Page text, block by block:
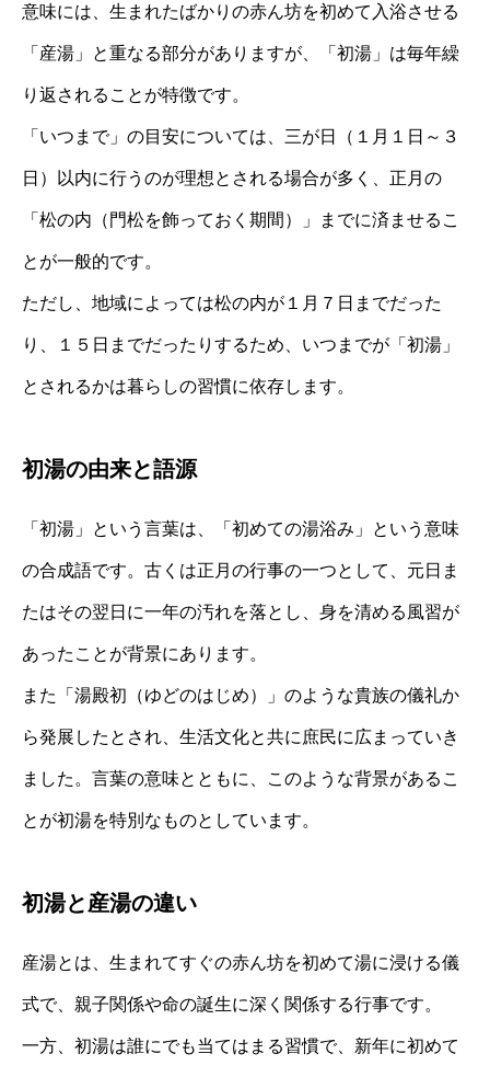
意味には、生まれたばかりの赤ん坊を初めて入浴させる
「産湯」と重なる部分がありますが、「初湯」は毎年繰
り返されることが特徴です。
「いつまで」の目安については、三が日（１月１日～３
日）以内に行うのが理想とされる場合が多く、正月の
「松の内（門松を飾っておく期間）」までに済ませるこ
とが一般的です。
ただし、地域によっては松の内が１月７日までだった
り、１５日までだったりするため、いつまでが「初湯」
とされるかは暮らしの習慣に依存します。
初湯の由来と語源
「初湯」という言葉は、「初めての湯浴み」という意味
の合成語です。古くは正月の行事の一つとして、元日ま
たはその翌日に一年の汚れを落とし、身を清める風習が
あったことが背景にあります。
また「湯殿初（ゆどのはじめ）」のような貴族の儀礼か
ら発展したとされ、生活文化と共に庶民に広まっていき
ました。言葉の意味とともに、このような背景があるこ
とが初湯を特別なものとしています。
初湯と産湯の違い
産湯とは、生まれてすぐの赤ん坊を初めて湯に浸ける儀
式で、親子関係や命の誕生に深く関係する行事です。
一方、初湯は誰にでも当てはまる習慣で、新年に初めて